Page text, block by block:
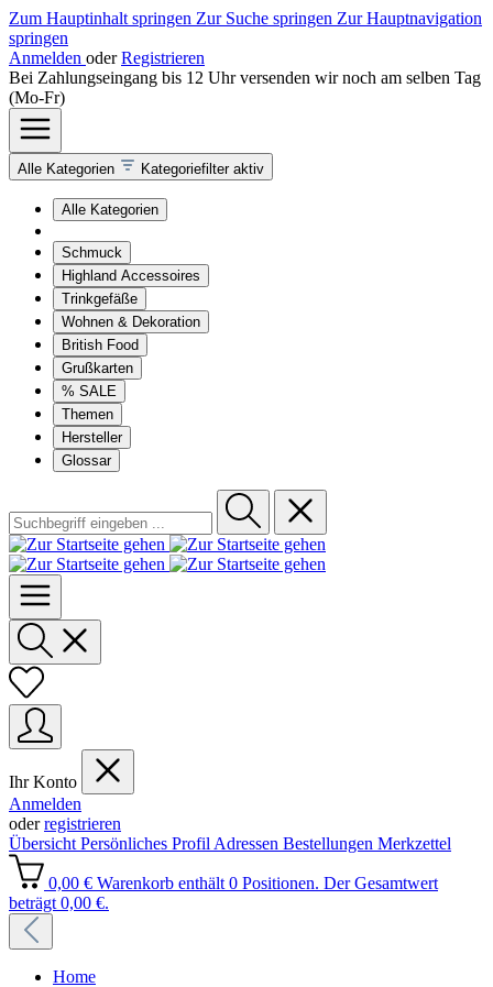
Zum Hauptinhalt springen Zur Suche springen Zur Hauptnavigation
springen
Anmelden oder Registrieren
Bei Zahlungseingang bis 12 Uhr versenden wir noch am selben Tag
(Mo-Fr)
Alle Kategorien Kategoriefilter aktiv
Alle Kategorien
Schmuck
Highland Accessoires
Trinkgefäße
Wohnen & Dekoration
British Food
Grußkarten
% SALE
Themen
Hersteller
Glossar
Ihr Konto
Anmelden
oderregistrieren
Übersicht Persönliches Profil Adressen Bestellungen Merkzettel
0,00 € Warenkorb enthält 0 Positionen. Der Gesamtwert
beträgt 0,00 €.
Home